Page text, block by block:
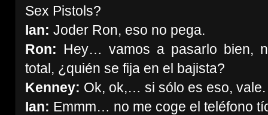
Sex Pistols?
Ian: Joder Ron, eso no pega.
Ron: Hey… vamos a pasarlo bien,
total, ¿quién se fija en el bajista?
Kenney: Ok, ok,… si sólo es eso,
Ian: Emmm… no me coge el teléfono